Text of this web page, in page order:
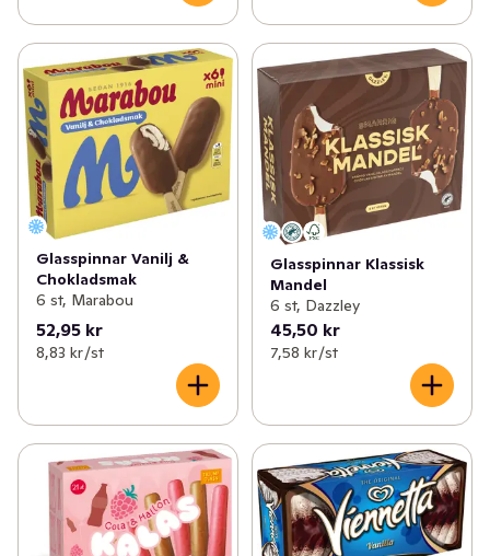
Glasspinnar Vanilj &
Chokladsmak
6 st, Marabou
52,95 kr
8,83 kr /st
Glasspinnar Klassisk
Mandel
6 st, Dazzley
45,50 kr
7,58 kr /st